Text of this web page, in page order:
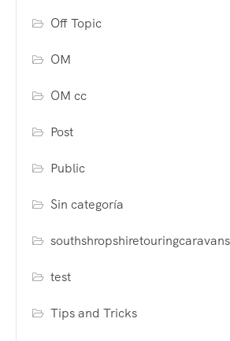
Off Topic
OM
OM cc
Post
Public
Sin categoría
test
Tips and Tricks